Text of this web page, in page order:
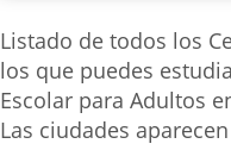
Listado de todos los
los que puedes
Escolar para Adultos
Las ciudades